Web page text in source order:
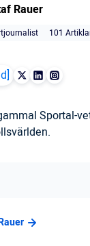
Rauer
101
Sportal-